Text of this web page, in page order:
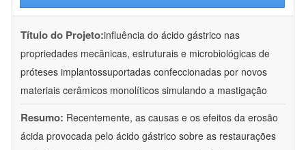
Título do Projeto:influência do ácido gástrico nas
propriedades mecânicas, estruturais e microbiológicas de
próteses implantossuportadas confeccionadas por novos
materiais cerâmicos monolíticos simulando a mastigação
Resumo: Recentemente, as causas e os efeitos da erosão
ácida provocada pelo ácido gástrico sobre as restaurações